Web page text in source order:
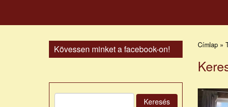
Kövessen minket a facebook-on!
Keresés
Címlap »